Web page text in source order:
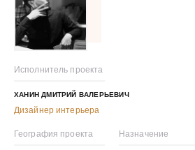
Исполнитель проекта
ХАНИН ДМИТРИЙ ВАЛЕРЬЕВИЧ
Дизайнер интерьера
География проекта Назначение